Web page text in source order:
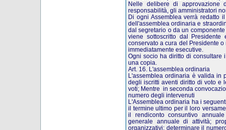
Nelle delibere di
responsabilità, gli amministratori
Di ogni Assemblea verrà redatto
dell'assemblea ordinaria e
dal segretario o da un
viene sottoscritto dal Presidente
conservato a cura del Presidente
immediatamente esecutive.
Ogni socio ha diritto di consultare
una copia.
Art. 16. L'assemblea ordinaria
L'assemblea ordinaria è valida in
degli iscritti aventi diritto di voto e
voti; Mentre in seconda
numero degli intervenuti
L'Assemblea ordinaria ha i
il termine ultimo per il loro
il rendiconto consuntivo
generale annuale di attività;
organizzativi; determinare il